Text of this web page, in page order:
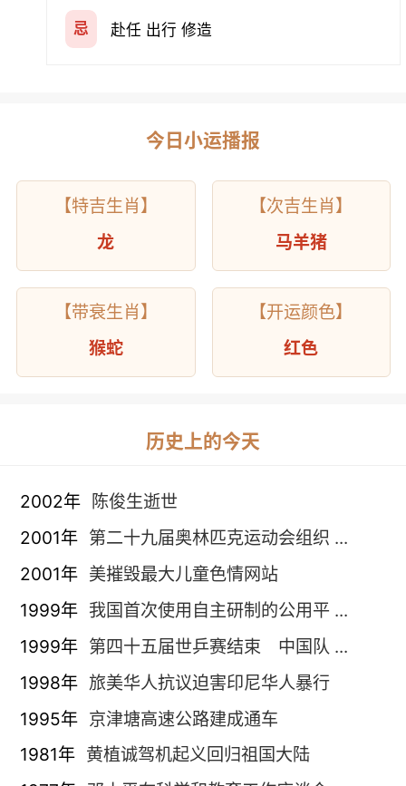
忌 赴任 出行 修造
今日小运播报
【特吉生肖】
龙
【次吉生肖】
马羊猪
【带衰生肖】
猴蛇
【开运颜色】
红色
历史上的今天
2002年 陈俊生逝世
2001年 第二十九届奥林匹克运动会组织 ...
2001年 美摧毁最大儿童色情网站
1999年 我国首次使用自主研制的公用平 ...
1999年 第四十五届世乒赛结束 中国队 ...
1998年 旅美华人抗议迫害印尼华人暴行
1995年 京津塘高速公路建成通车
1981年 黄植诚驾机起义回归祖国大陆